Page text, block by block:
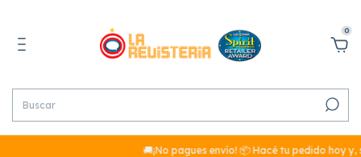
0
🚚¡No pagues envío! 📦 Hacé tu pedido hoy